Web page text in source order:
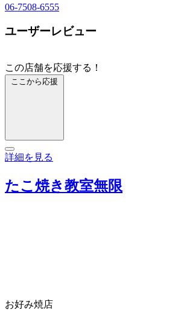
06-7508-6555
ユーザーレビュー
この店舗を応援する！
ここから応援
詳細を見る
たこ焼き教室無限
お好み焼店